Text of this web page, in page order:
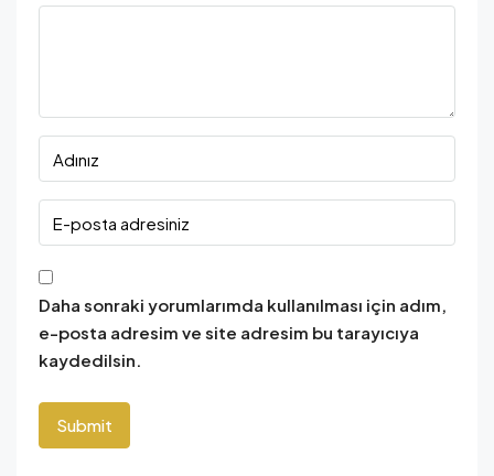
Daha sonraki yorumlarımda kullanılması için adım,
e-posta adresim ve site adresim bu tarayıcıya
kaydedilsin.